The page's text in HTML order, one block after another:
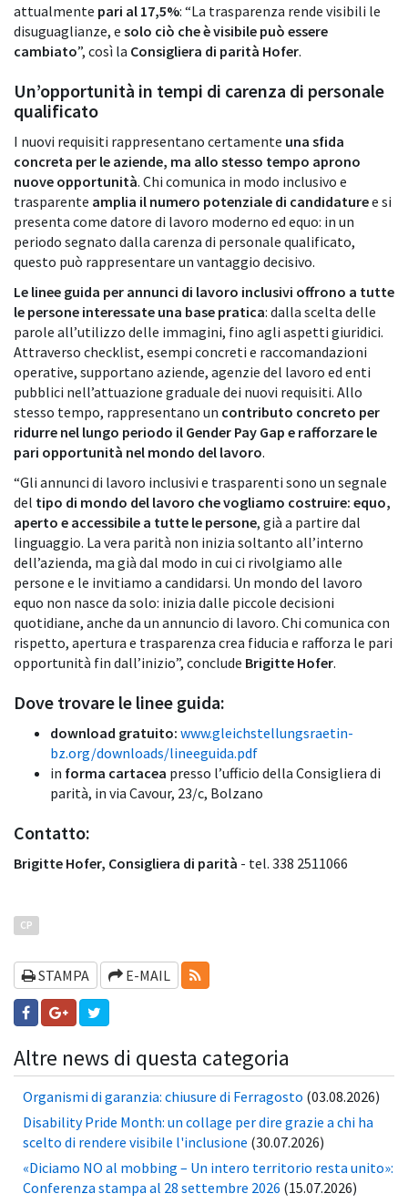
attualmente pari al 17,5%: “La trasparenza rende visibili le
disuguaglianze, e solo ciò che è visibile può essere
cambiato”, così la Consigliera di parità Hofer.
Un’opportunità in tempi di carenza di personale
qualificato
I nuovi requisiti rappresentano certamente una sfida
concreta per le aziende, ma allo stesso tempo aprono
nuove opportunità. Chi comunica in modo inclusivo e
trasparente amplia il numero potenziale di candidaturee si
presenta come datore di lavoro moderno ed equo: in un
periodo segnato dalla carenza di personale qualificato,
questo può rappresentare un vantaggio decisivo.
Le linee guida per annunci di lavoro inclusivi offrono a tutte
le persone interessate una base pratica: dalla scelta delle
parole all’utilizzo delle immagini, fino agli aspetti giuridici.
Attraverso checklist, esempi concreti e raccomandazioni
operative, supportano aziende, agenzie del lavoro ed enti
pubblici nell’attuazione graduale dei nuovi requisiti. Allo
stesso tempo, rappresentano un contributo concreto per
ridurre nel lungo periodo il Gender Pay Gap e rafforzare le
pari opportunità nel mondo del lavoro.
“Gli annunci di lavoro inclusivi e trasparenti sono un segnale
del tipo di mondo del lavoro che vogliamo costruire: equo,
aperto e accessibile a tutte le persone, già a partire dal
linguaggio. La vera parità non inizia soltanto all’interno
dell’azienda, ma già dal modo in cui ci rivolgiamo alle
persone e le invitiamo a candidarsi. Un mondo del lavoro
equo non nasce da solo: inizia dalle piccole decisioni
quotidiane, anche da un annuncio di lavoro. Chi comunica con
rispetto, apertura e trasparenza crea fiducia e rafforza le pari
opportunità fin dall’inizio”, conclude Brigitte Hofer.
Dove trovare le linee guida:
download gratuito: www.gleichstellungsraetin-
bz.org/downloads/lineeguida.pdf
in forma cartacea presso l’ufficio della Consigliera di
parità, in via Cavour, 23/c, Bolzano
Contatto:
Brigitte Hofer, Consigliera di parità - tel. 338 2511066
CP
STAMPA E-MAIL RSS-FEEDS
Altre news di questa categoria
Organismi di garanzia: chiusure di Ferragosto (03.08.2026)
Disability Pride Month: un collage per dire grazie a chi ha
scelto di rendere visibile l'inclusione (30.07.2026)
«Diciamo NO al mobbing – Un intero territorio resta unito»:
Conferenza stampa al 28 settembre 2026 (15.07.2026)